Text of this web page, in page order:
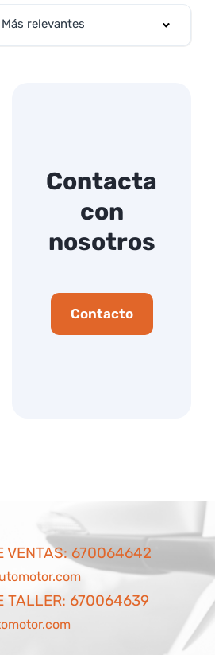
Más relevantes
Contacta
con
nosotros
Contacto
VENTAS: 670064642
TALLER: 670064639